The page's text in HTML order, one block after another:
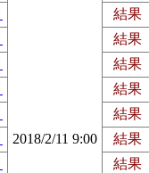
2018/2/11 9:00
結果
結果
結果
結果
結果
結果
結果